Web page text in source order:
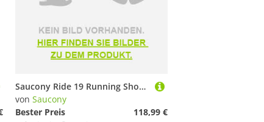
Saucony Ride 19 Running Shoes Weiß EU 46 Mann
von Saucony
Bester Preis
118,99 €